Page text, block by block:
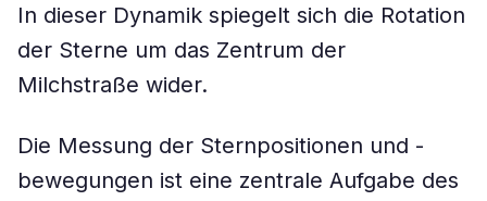
In dieser Dynamik spiegelt sich die Rotation
der Sterne um das Zentrum der
Milchstraße wider.
Die Messung der Sternpositionen und -
bewegungen ist eine zentrale Aufgabe des